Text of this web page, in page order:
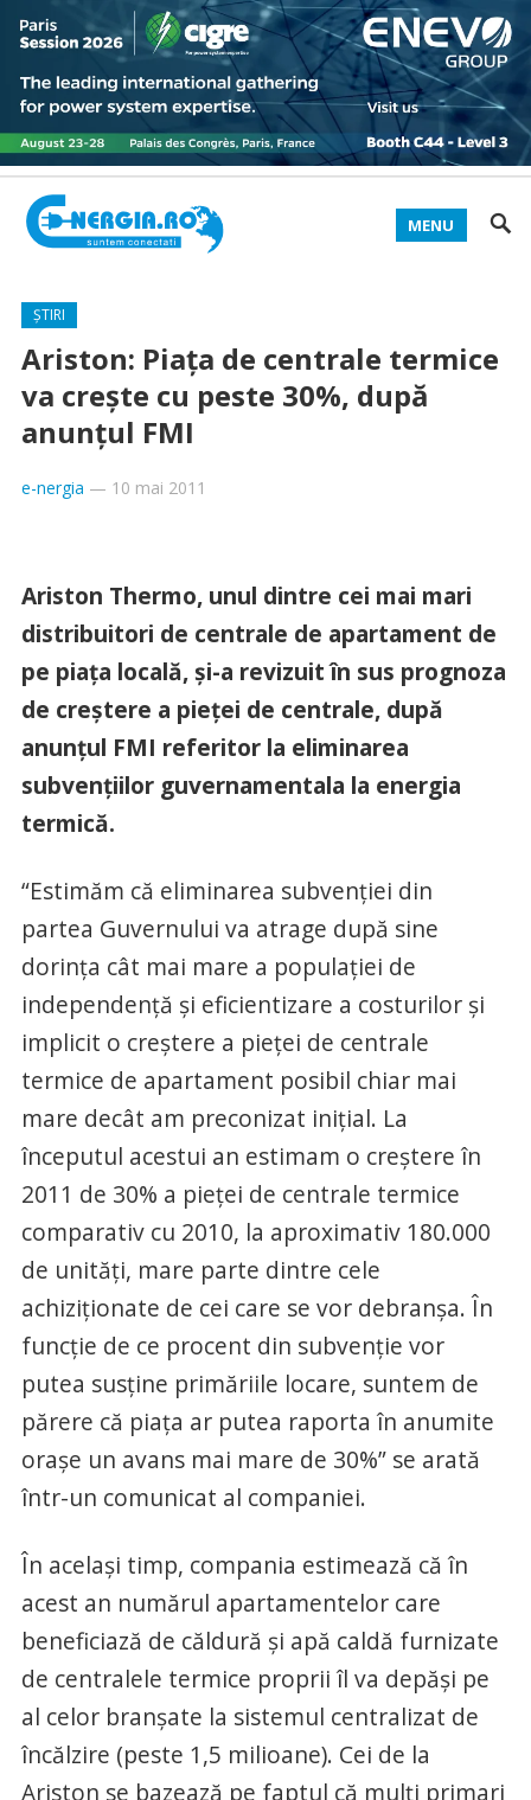
MENU
ȘTIRI
Ariston: Piața de centrale termice
va crește cu peste 30%, după
anunțul FMI
e-nergia — 10 mai 2011
Ariston Thermo, unul dintre cei mai mari
distribuitori de centrale de apartament de
pe piaţa locală, şi-a revizuit în sus prognoza
de creştere a pieţei de centrale, după
anunţul FMI referitor la eliminarea
subvenţiilor guvernamentala la energia
termică.
“Estimăm că eliminarea subvenţiei din
partea Guvernului va atrage după sine
dorinţa cât mai mare a populaţiei de
independenţă şi eficientizare a costurilor şi
implicit o creştere a pieţei de centrale
termice de apartament posibil chiar mai
mare decât am preconizat iniţial. La
începutul acestui an estimam o creştere în
2011 de 30% a pieţei de centrale termice
comparativ cu 2010, la aproximativ 180.000
de unităţi, mare parte dintre cele
achiziţionate de cei care se vor debranşa. În
funcţie de ce procent din subvenţie vor
putea susţine primăriile locare, suntem de
părere că piaţa ar putea raporta în anumite
oraşe un avans mai mare de 30%” se arată
într-un comunicat al companiei.
În acelaşi timp, compania estimează că în
acest an numărul apartamentelor care
beneficiază de căldură şi apă caldă furnizate
de centralele termice proprii îl va depăşi pe
al celor branşate la sistemul centralizat de
încălzire (peste 1,5 milioane). Cei de la
Ariston se bazează pe faptul că mulţi primari